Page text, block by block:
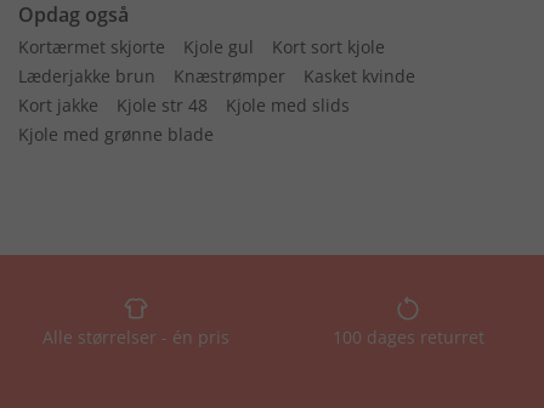
Opdag også
Kortærmet skjorte Kjole gul
Kort sort kjole
Læderjakke brun
Knæstrømper
Kasket kvinde
Kort jakke
Kjole str 48
Kjole med slids
Kjole med grønne blade
Alle størrelser - én pris 100 dages returret